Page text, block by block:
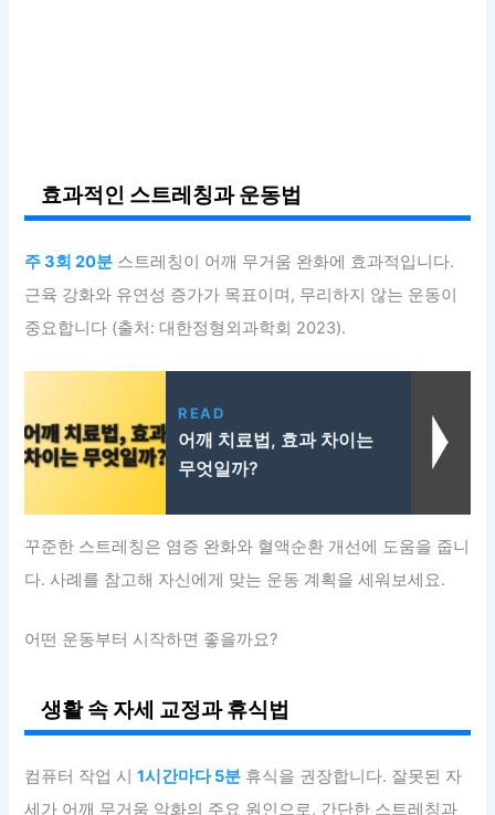
효과적인 스트레칭과 운동법
주 3회 20분 스트레칭이 어깨 무거움 완화에 효과적입니다.
근육 강화와 유연성 증가가 목표이며, 무리하지 않는 운동이
중요합니다 (출처: 대한정형외과학회 2023).
READ
어깨 치료법, 효과 차이는
무엇일까?
꾸준한 스트레칭은 염증 완화와 혈액순환 개선에 도움을 줍니
다. 사례를 참고해 자신에게 맞는 운동 계획을 세워보세요.
어떤 운동부터 시작하면 좋을까요?
생활 속 자세 교정과 휴식법
컴퓨터 작업 시1시간마다 5분 휴식을 권장합니다. 잘못된 자
세가 어깨 무거움 악화의 주요 원인으로, 간단한 스트레칭과